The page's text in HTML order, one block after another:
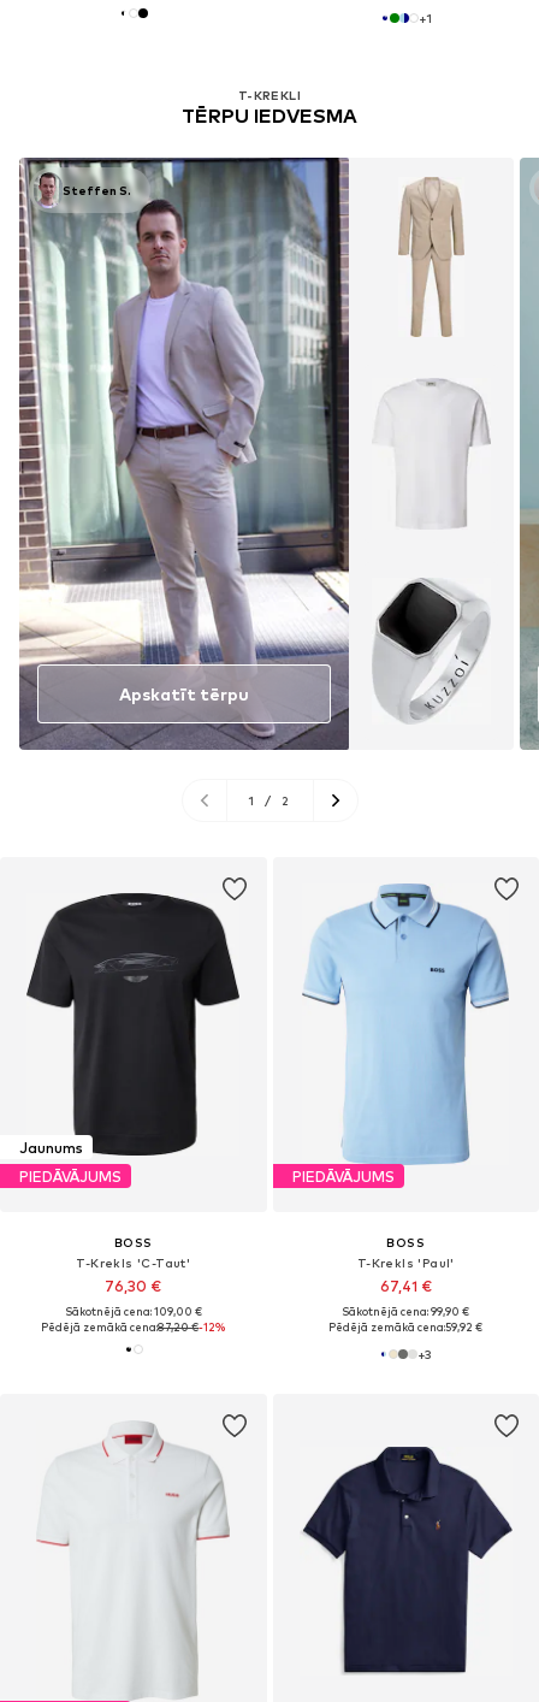
T-KREKLI
TĒRPU IEDVESMA
Steffen S.
Apskatīt tērpu
1 / 2
+1
Jaunums
PIEDĀVĀJUMS
BOSS
T-Krekls 'C-Taut'
76,30 €
Sākotnējā cena: 109,00 €
Pēdējā zemākā cena:87,20 €-12%
PIEDĀVĀJUMS
BOSS
T-Krekls 'Paul'
67,41 €
Sākotnējā cena: 99,90 €
Pēdējā zemākā cena:59,92 €
+3